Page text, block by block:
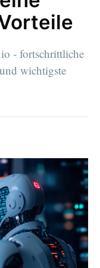
- fortschrittliche
wichtigste